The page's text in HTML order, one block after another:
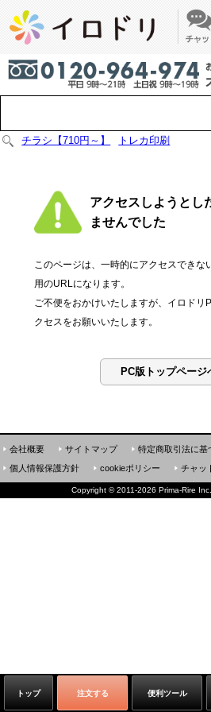
チラシ【710円～】 トレカ印刷
アクセスしようとし
ませんでした
このページは、一時的にアクセスできな
用のURLになります。
ご不便をおかけいたしますが、イロドリ
クセスをお願いいたします。
PC版トップペー
トップ 注文する 便利ツール
会社概要 サイトマップ 特定商取引法に基
個人情報保護方針
cookieポリシー チャッ
Copyright ©2011-2026 Prima-Rire